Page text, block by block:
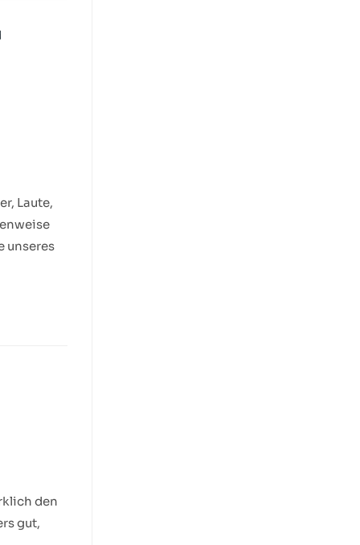
Laute,
unseres
den
gut,